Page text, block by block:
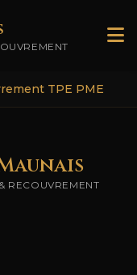
TPE PME
RECOUVREMENT